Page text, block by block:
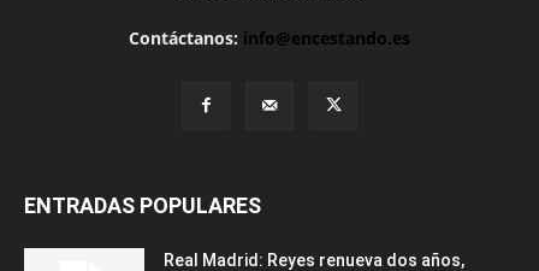
Contáctanos: info@encestando.es
ENTRADAS POPULARES
Real Madrid: Reyes renueva dos años,